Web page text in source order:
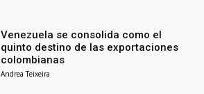
Venezuela se consolida como el
quinto destino de las exportaciones
colombianas
Andrea Teixeira